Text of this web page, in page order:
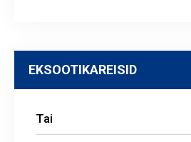
EKSOOTIKAREISID
Tai